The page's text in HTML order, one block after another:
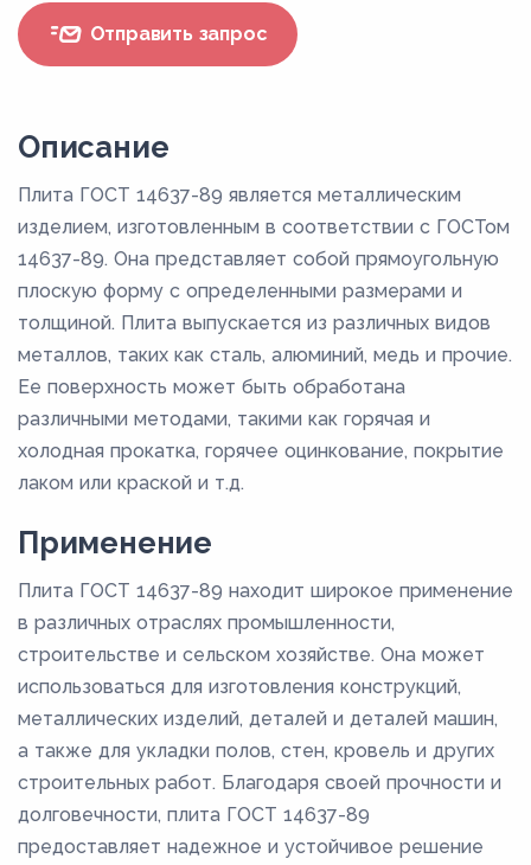
Отправить запрос
Описание
Плита ГОСТ 14637-89 является металлическим
изделием, изготовленным в соответствии с ГОСТом
14637-89. Она представляет собой прямоугольную
плоскую форму с определенными размерами и
толщиной. Плита выпускается из различных видов
металлов, таких как сталь, алюминий, медь и прочие.
Ее поверхность может быть обработана
различными методами, такими как горячая и
холодная прокатка, горячее оцинкование, покрытие
лаком или краской и т.д.
Применение
Плита ГОСТ 14637-89 находит широкое применение
в различных отраслях промышленности,
строительстве и сельском хозяйстве. Она может
использоваться для изготовления конструкций,
металлических изделий, деталей и деталей машин,
а также для укладки полов, стен, кровель и других
строительных работ. Благодаря своей прочности и
долговечности, плита ГОСТ 14637-89
предоставляет надежное и устойчивое решение